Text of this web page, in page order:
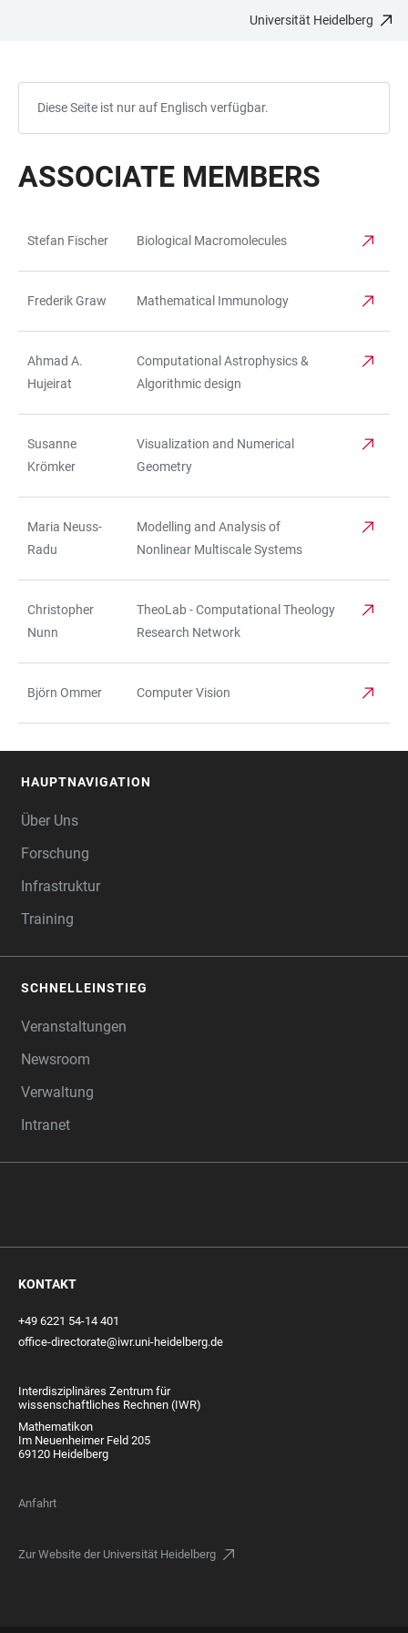
Universität Heidelberg
Diese Seite ist nur auf Englisch verfügbar.
ASSOCIATE MEMBERS
Stefan Fischer Biological Macromolecules
Frederik Graw Mathematical Immunology
Ahmad A.
Hujeirat
Computational Astrophysics &
Algorithmic design
Susanne
Krömker
Visualization and Numerical
Geometry
Maria Neuss-
Radu
Modelling and Analysis of
Nonlinear Multiscale Systems
Christopher
Nunn
TheoLab - Computational Theology
Research Network
Björn Ommer Computer Vision
HAUPTNAVIGATION
Über Uns
Forschung
Infrastruktur
Training
SCHNELLEINSTIEG
Veranstaltungen
Newsroom
Verwaltung
Intranet
KONTAKT
+49 6221 54-14 401
office-directorate@iwr.uni-heidelberg.de
Interdisziplinäres Zentrum für
wissenschaftliches Rechnen (IWR)
Mathematikon
Im Neuenheimer Feld 205
69120 Heidelberg
Anfahrt
Zur Website der Universität Heidelberg